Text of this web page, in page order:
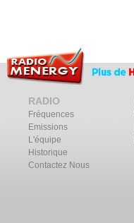
RADIO
Fréquences
Emissions
L'équipe
Historique
Contactez Nous